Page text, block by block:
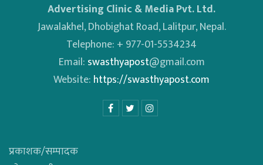
Advertising Clinic & Media Pvt. Ltd.
Jawalakhel, Dhobighat Road, Lalitpur, Nepal.
Telephone: + 977-01-5534234
Email: swasthyapost@gmail.com
Website: https://swasthyapost.com
प्रकाशक/सम्पादक